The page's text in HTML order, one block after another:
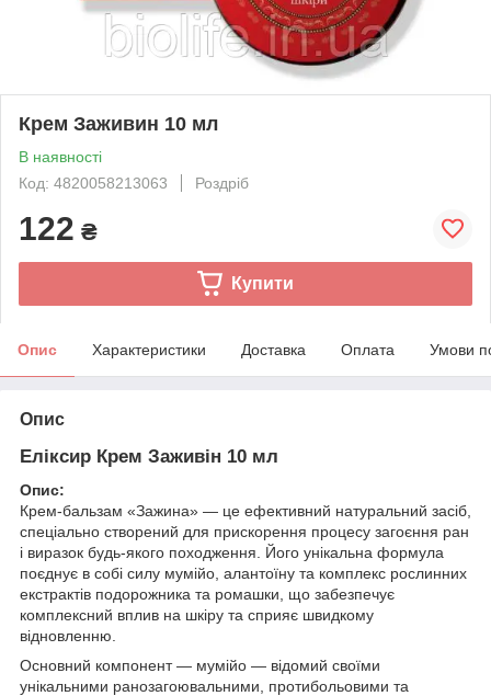
Крем Заживин 10 мл
В наявності
Код: 4820058213063
Роздріб
122 ₴
Купити
Опис Характеристики Доставка Оплата Умови
Опис
Еліксир Крем Заживін 10 мл
Опис:
Крем-бальзам «Зажина» — це ефективний натуральний засіб,
спеціально створений для прискорення процесу загоєння ран
і виразок будь-якого походження. Його унікальна формула
поєднує в собі силу мумійо, алантоїну та комплекс рослинних
екстрактів подорожника та ромашки, що забезпечує
комплексний вплив на шкіру та сприяє швидкому
відновленню.
Основний компонент — мумійо — відомий своїми
унікальними ранозагоювальними, протибольовими та